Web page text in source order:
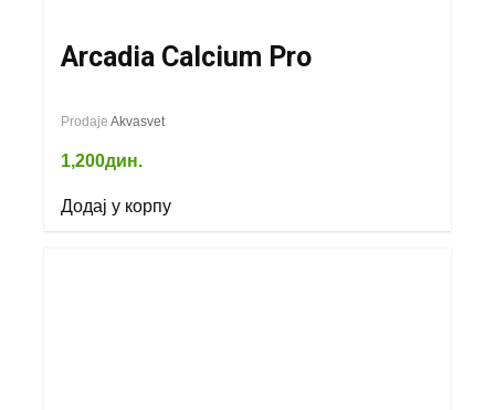
Arcadia Calcium Pro
Prodaje Akvasvet
1,200дин.
Додај у корпу